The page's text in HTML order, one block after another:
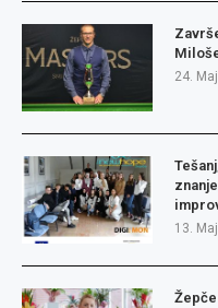
24.
13.